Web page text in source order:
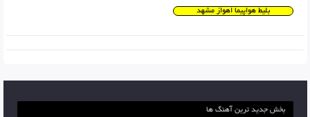
بلیط هواپیما اهواز مشهد
بخش جدید ترین آهنگ ها